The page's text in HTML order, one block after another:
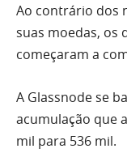
Ao contrário dos
suas moedas, os
começaram a
A Glassnode se
acumulação que
mil para 536 mil.